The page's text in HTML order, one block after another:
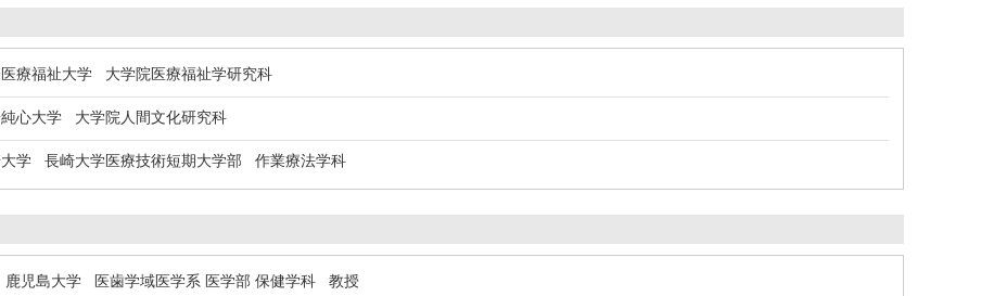
療福祉大学 大学院医療福祉学研究科
心大学 大学院人間文化研究科
学 長崎大学医療技術短期大学部 作業療法学科
児島大学 医歯学域医学系 医学部 保健学科 教授